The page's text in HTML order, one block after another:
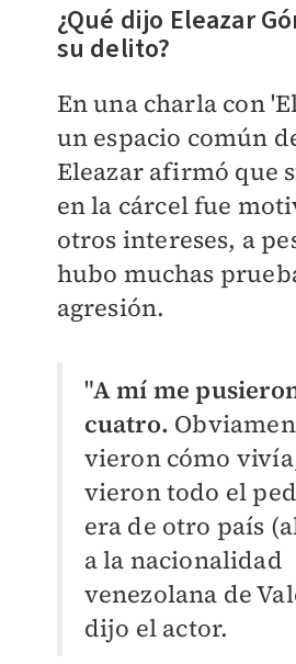
¿Qué dijo Eleazar
su delito?
En una charla con
un espacio común
Eleazar afirmó que
en la cárcel fue
otros intereses, a
hubo muchas
agresión.
"A mí me
cuatro.
vieron cómo
vieron todo el
era de otro país
a la nacionalidad
venezolana de
dijo el actor.